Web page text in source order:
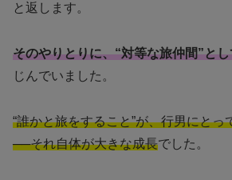
と返します。
そのやりとりに、“対等な旅仲間”と
じんでいました。
“誰かと旅をすること”が、行男にとっ
──それ自体が大きな成長でした。